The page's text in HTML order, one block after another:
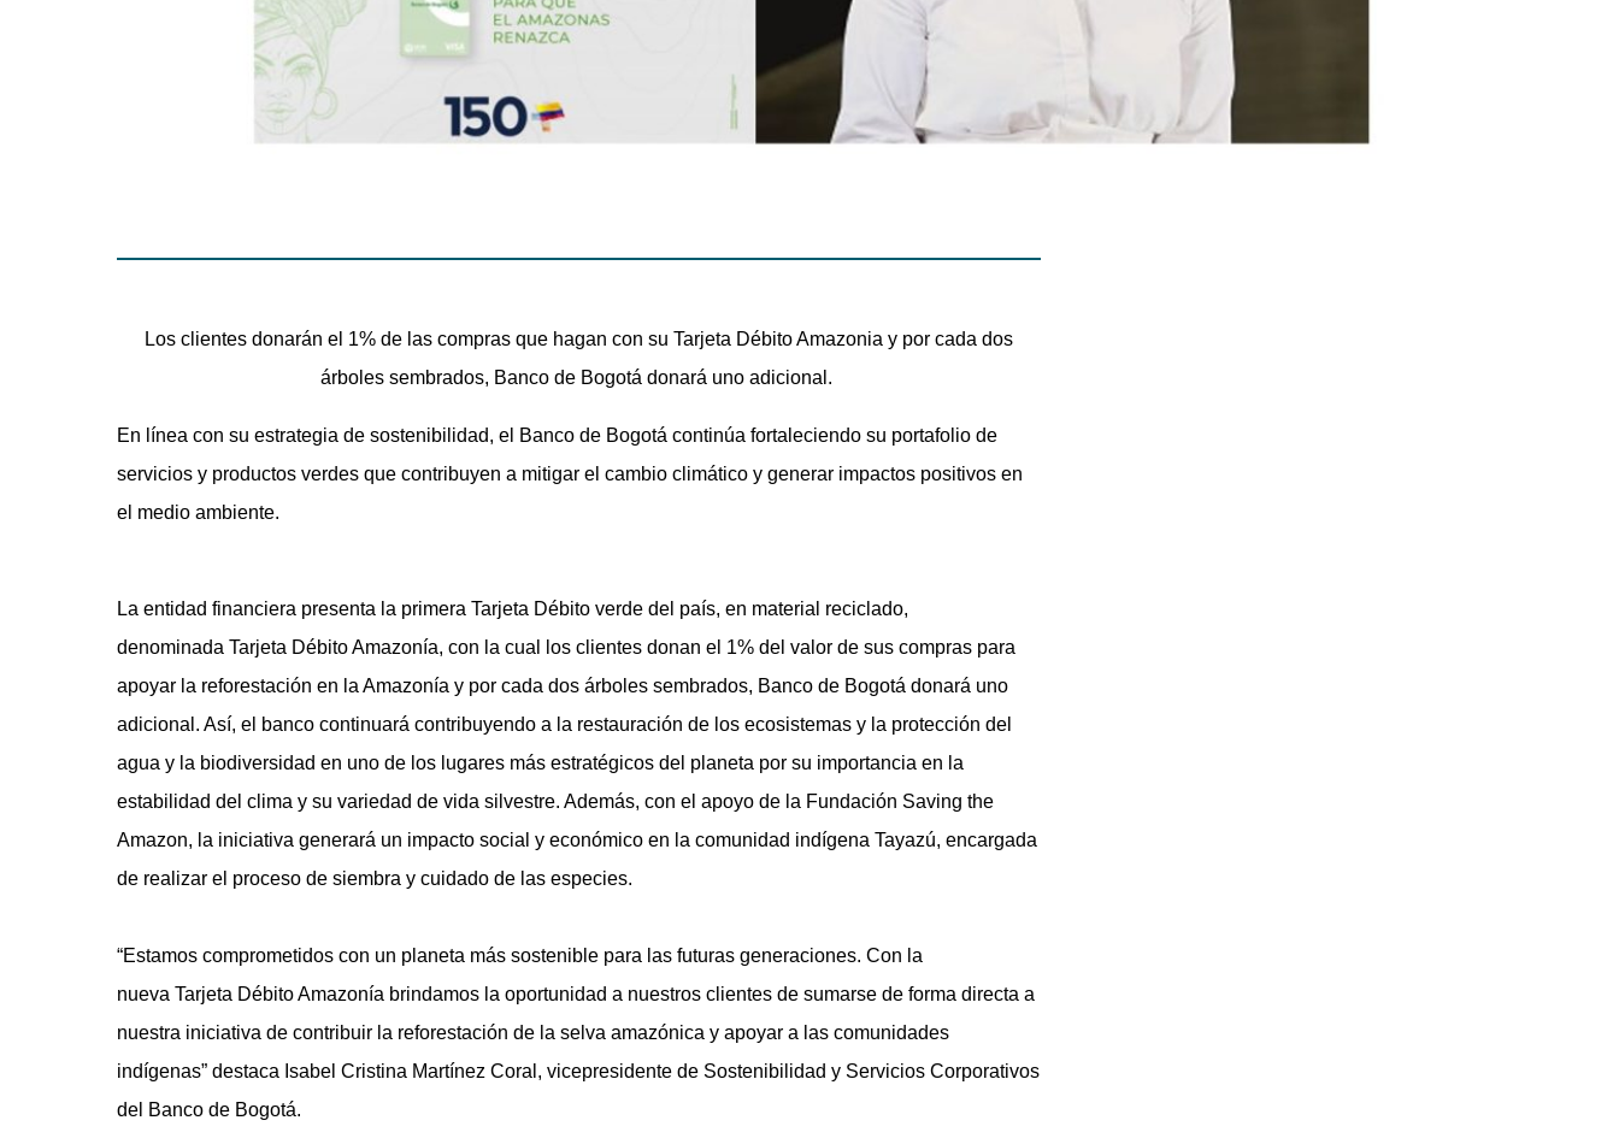
Los clientes donarán el 1% de las compras que hagan con su Tarjeta Débito Amazonia y por cada dos
árboles sembrados, Banco de Bogotá donará uno adicional.
En línea con su estrategia de sostenibilidad, el Banco de Bogotá continúa fortaleciendo su portafolio de
servicios y productos verdes que contribuyen a mitigar el cambio climático y generar impactos positivos en
el medio ambiente.
La entidad financiera presenta la primera Tarjeta Débito verde del país, en material reciclado,
denominada Tarjeta Débito Amazonía, con la cual los clientes donan el 1% del valor de sus compras para
apoyar la reforestación en la Amazonía y por cada dos árboles sembrados, Banco de Bogotá donará uno
adicional. Así, el banco continuará contribuyendo a la restauración de los ecosistemas y la protección del
agua y la biodiversidad en uno de los lugares más estratégicos del planeta por su importancia en la
estabilidad del clima y su variedad de vida silvestre. Además, con el apoyo de la Fundación Saving the
Amazon, la iniciativa generará un impacto social y económico en la comunidad indígena Tayazú, encargada
de realizar el proceso de siembra y cuidado de las especies.
“Estamos comprometidos con un planeta más sostenible para las futuras generaciones. Con la
nueva Tarjeta Débito Amazonía brindamos la oportunidad a nuestros clientes de sumarse de forma directa a
nuestra iniciativa de contribuir la reforestación de la selva amazónica y apoyar a las comunidades
indígenas” destaca Isabel Cristina Martínez Coral, vicepresidente de Sostenibilidad y Servicios Corporativos
del Banco de Bogotá.